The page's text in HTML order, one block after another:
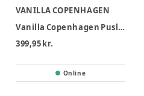
VANILLA COPENHAGEN
Vanilla Copenhagen Puslepude - Lady Lovebug
399,95 kr.
Online